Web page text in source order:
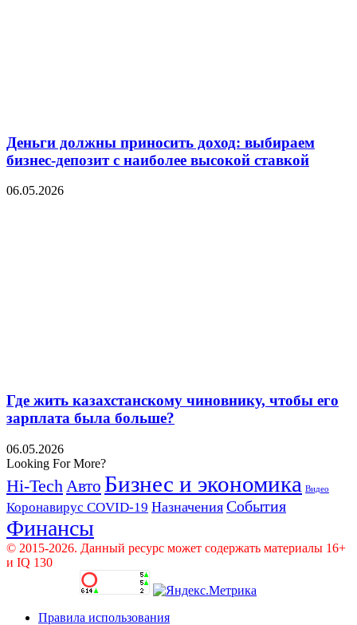
Деньги должны приносить доход: выбираем
бизнес-депозит с наиболее высокой ставкой
06.05.2026
Где жить казахстанскому чиновнику, чтобы его
зарплата была больше?
06.05.2026
Looking For More?
Hi-Tech Авто Бизнес и экономика Видео
Коронавирус COVID-19 Назначения События
Финансы
© 2015-2026. Данный ресурс может содержать материалы 16+
и IQ 130
Правила использования